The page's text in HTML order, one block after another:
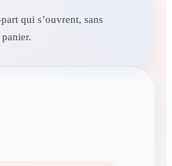
qui s’ouvrent, sans